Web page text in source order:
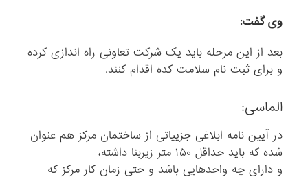
وی گفت:
بعد از این مرحله باید یک شرکت تعاونی راه اندازی کرده
و برای ثبت نام سلامت کده اقدام کنند.
الماسی:
در آیین نامه ابلاغی جزییاتی از ساختمان مرکز هم عنوان
شده که باید حداقل ۱۵۰ متر زیربنا داشته،
و دارای چه واحدهایی باشد و حتی زمان کار مرکز که